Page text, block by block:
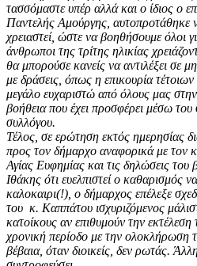
τασσόμαστε υπέρ αλλά και ο ίδιος ο
Παντελής Αμούργης, αυτοπροτάθηκε
χρειαστεί, ώστε να βοηθήσουμε όλοι
άνθρωποι της τρίτης ηλικίας
θα μπορούσε κανείς να αντιλέξει σε
με δράσεις, όπως η επικουρία
μεγάλο ευχαριστώ από όλους μας στην
βοήθεια που έχει προσφέρει μέσω
συλλόγου.
Τέλος, σε ερώτηση εκτός ημερησίας
προς τον δήμαρχο αναφορικά με τον
Αγίας Ευφημίας και τις δηλώσεις του
Ιθάκης ότι ευελπιστεί ο καθαρισμός
καλοκαιρι(!), ο δήμαρχος επέλεξε
του κ. Καππάτου ισχυριζόμενος
κατοίκους αν επιθυμούν την εκτέλεση
χρονική περίοδο με την ολοκλήρωση
βέβαια, όταν διοικείς, δεν ρωτάς.